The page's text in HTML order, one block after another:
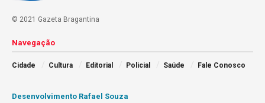
© 2021 Gazeta Bragantina
Navegação
Cidade Cultura Editorial Policial Saúde Fale Conosco
Desenvolvimento Rafael Souza